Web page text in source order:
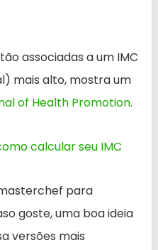
associadas a um IMC
mais alto, mostra um
of Health Promotion.
calcular seu IMC
para
goste, uma boa ideia
versões mais